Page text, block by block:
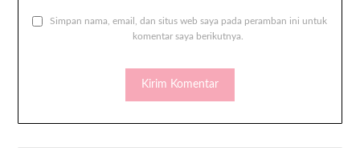
Simpan nama, email, dan situs web saya pada peramban ini untuk
komentar saya berikutnya.